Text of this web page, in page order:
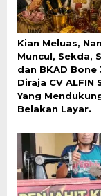
Kian Meluas,
Muncul, Sekda,
dan BKAD Bone
Diraja CV ALFIN
Yang
Belakan Layar.